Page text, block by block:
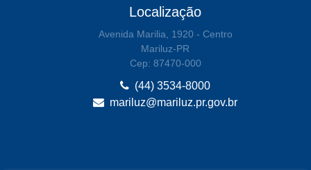
Localização
Avenida Marilia, 1920 - Centro
Mariluz-PR
Cep: 87470-000
(44) 3534-8000
mariluz@mariluz.pr.gov.br